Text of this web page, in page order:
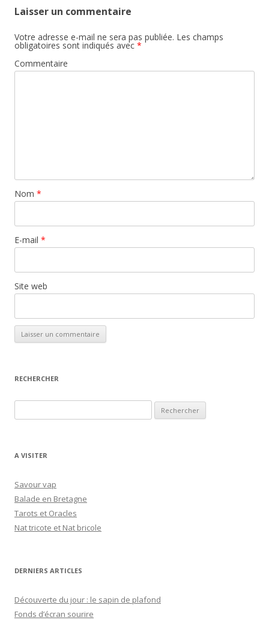
Laisser un commentaire
Votre adresse e-mail ne sera pas publiée. Les champs
obligatoires sont indiqués avec *
Commentaire
Nom *
E-mail *
Site web
RECHERCHER
e
h
r
c
h
e
:
A VISITER
Savour vap
Balade en Bretagne
Tarots et Oracles
Nat tricote et Nat bricole
DERNIERS ARTICLES
Découverte du jour : le sapin de plafond
Fonds d’écran sourire